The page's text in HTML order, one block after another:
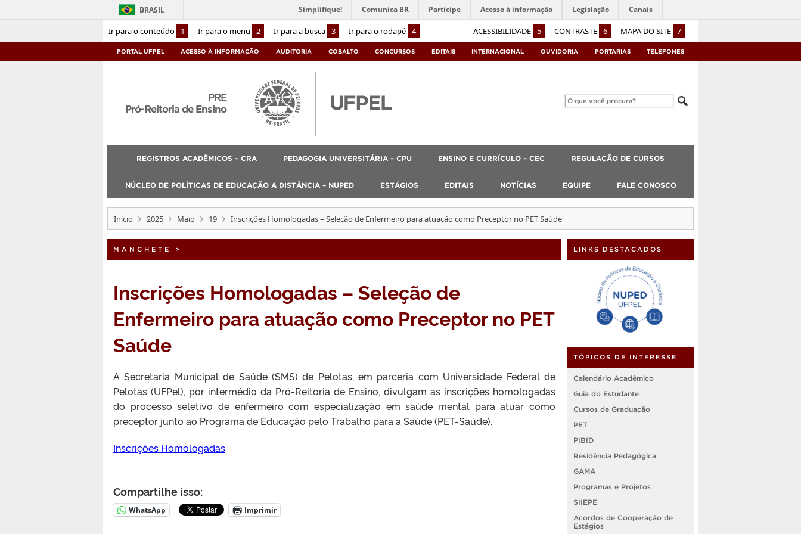
Ir para o conteúdo 1 Ir para o menu 2 Ir para a busca 3 Ir para o rodapé 4 ACESSIBILIDADE 5 CONTRASTE 6 MAPA DO SITE 7
BRASIL Simplifique! Comunica BR Participe Acesso à informação Legislação Canais
PORTAL UFPEL ACESSO À INFORMAÇÃO AUDITORIA COBALTO CONCURSOS EDITAIS INTERNACIONAL OUVIDORIA PORTARIAS TELEFONES
PRE
Pró-Reitoria de Ensino
REGISTROS ACADÊMICOS – CRA PEDAGOGIA UNIVERSITÁRIA – CPU ENSINO E CURRÍCULO – CEC REGULAÇÃO DE CURSOS
NÚCLEO DE POLÍTICAS DE EDUCAÇÃO A DISTÂNCIA – NUPED ESTÁGIOS EDITAIS NOTÍCIAS EQUIPE FALE CONOSCO
Início 2025 Maio 19 Inscrições Homologadas – Seleção de Enfermeiro para atuação como Preceptor no PET Saúde
MANCHETE >
Inscrições Homologadas – Seleção de
Enfermeiro para atuação como Preceptor no PET
Saúde
A Secretaria Municipal de Saúde (SMS) de Pelotas, em parceria com Universidade Federal de
Pelotas (UFPel), por intermédio da Pró-Reitoria de Ensino, divulgam as inscrições homologadas
do processo seletivo de enfermeiro com especialização em saúde mental para atuar como
preceptor junto ao Programa de Educação pelo Trabalho para a Saúde (PET-Saúde).
Inscrições Homologadas
Compartilhe isso:
WhatsApp Imprimir
LINKS DESTACADOS
TÓPICOS DE INTERESSE
Calendário Acadêmico
Guia do Estudante
Cursos de Graduação
PET
PIBID
Residência Pedagógica
GAMA
Programas e Projetos
SIIEPE
Acordos de Cooperação de
Estágios